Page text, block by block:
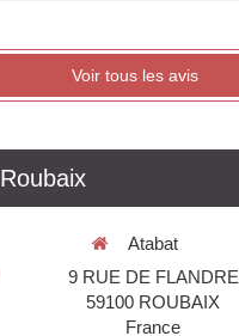
Voir tous les avis
Atabat
9 RUE DE FLANDRE
59100 ROUBAIX
France